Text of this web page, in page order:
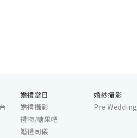
婚禮當日
婚禮攝影
禮物/糖果吧
婚禮司儀
婚紗攝影
Pre Wedding